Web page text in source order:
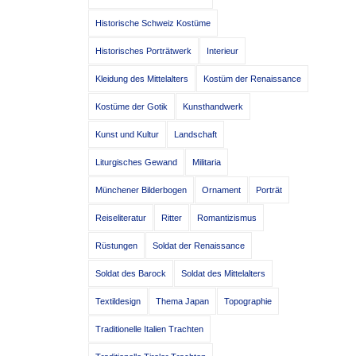
Historische Schweiz Kostüme
Historisches Porträtwerk Interieur
Kleidung des Mittelalters Kostüm der Renaissance
Kostüme der Gotik Kunsthandwerk
Kunst und Kultur Landschaft
Liturgisches Gewand Militaria
Münchener Bilderbogen Ornament Porträt
Reiseliteratur Ritter Romantizismus
Rüstungen Soldat der Renaissance
Soldat des Barock Soldat des Mittelalters
Textildesign Thema Japan Topographie
Traditionelle Italien Trachten